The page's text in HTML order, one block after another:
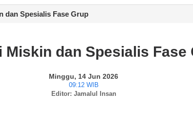
dan Spesialis Fase Grup
dan Spesialis Fase
Minggu, 14 Jun 2026
09:12 WIB
Editor: Jamalul Insan